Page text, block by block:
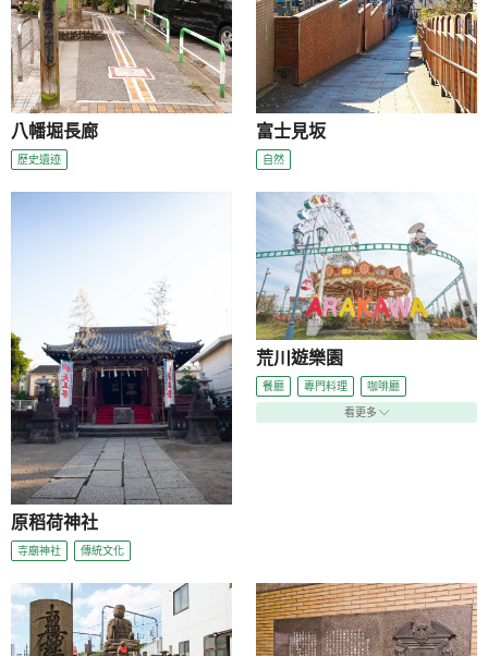
八幡堀長廊
歷史遺迹
富士見坂
自然
原稻荷神社
寺廟神社 傳統文化
荒川遊樂園
餐廳 專門料理 咖啡廳
看更多